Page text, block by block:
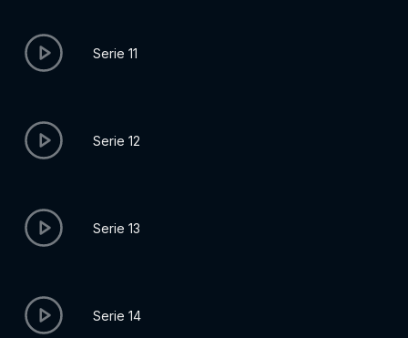
Serie 11
Serie 12
Serie 13
Serie 14